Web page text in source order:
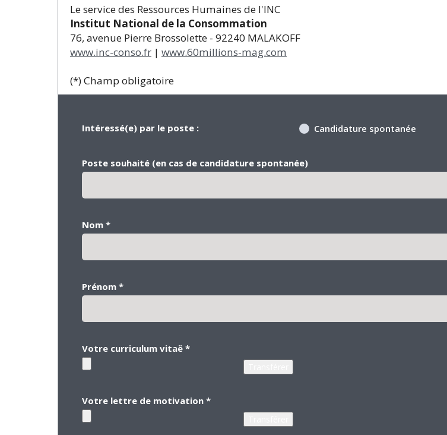
Le service des Ressources Humaines de l'INC
Institut National de la Consommation
76, avenue Pierre Brossolette - 92240 MALAKOFF
www.inc-conso.fr | www.60millions-mag.com
(*) Champ obligatoire
Intéressé(e) par le poste : Candidature spontanée
Poste souhaité (en cas de candidature spontanée)
Nom *
Prénom *
Votre curriculum vitaë *
Votre lettre de motivation *